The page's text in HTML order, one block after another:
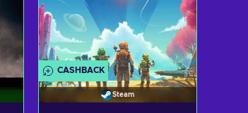
CASHBACK
Steam